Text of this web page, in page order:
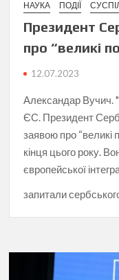
НАУКА
ПОДІЇ
Президент
про “великі
12.07.2023
Александар Вучич.
ЄС. Президент
заявою про “великі
кінця цього року.
європейської
запитали